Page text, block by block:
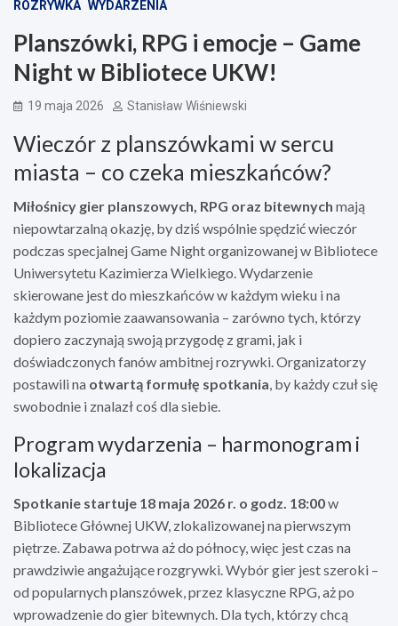
ROZRYWKA WYDARZENIA
Planszówki, RPG i emocje – Game
Night w Bibliotece UKW!
19 maja 2026 Stanisław Wiśniewski
Wieczór z planszówkami w sercu
miasta – co czeka mieszkańców?
Miłośnicy gier planszowych, RPG oraz bitewnych mają
niepowtarzalną okazję, by dziś wspólnie spędzić wieczór
podczas specjalnej Game Night organizowanej w Bibliotece
Uniwersytetu Kazimierza Wielkiego. Wydarzenie
skierowane jest do mieszkańców w każdym wieku i na
każdym poziomie zaawansowania – zarówno tych, którzy
dopiero zaczynają swoją przygodę z grami, jak i
doświadczonych fanów ambitnej rozrywki. Organizatorzy
postawili na otwartą formułę spotkania , by każdy czuł się
swobodnie i znalazł coś dla siebie.
Program wydarzenia – harmonogram i
lokalizacja
Spotkanie startuje 18 maja 2026 r. o godz. 18:00w
Bibliotece Głównej UKW, zlokalizowanej na pierwszym
piętrze. Zabawa potrwa aż do północy, więc jest czas na
prawdziwie angażujące rozgrywki. Wybór gier jest szeroki –
od popularnych planszówek, przez klasyczne RPG, aż po
wprowadzenie do gier bitewnych. Dla tych, którzy chcą